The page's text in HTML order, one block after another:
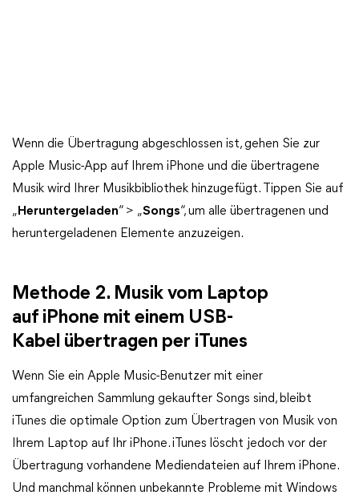
Wenn die Übertragung abgeschlossen ist, gehen Sie zur
Apple Music-App auf Ihrem iPhone und die übertragene
Musik wird Ihrer Musikbibliothek hinzugefügt. Tippen Sie auf
„ Heruntergeladen“ > „Songs“, um alle übertragenen und
heruntergeladenen Elemente anzuzeigen.
Methode 2. Musik vom Laptop
auf iPhone mit einem USB-
Kabel übertragen per iTunes
Wenn Sie ein Apple Music-Benutzer mit einer
umfangreichen Sammlung gekaufter Songs sind, bleibt
iTunes die optimale Option zum Übertragen von Musik von
Ihrem Laptop auf Ihr iPhone. iTunes löscht jedoch vor der
Übertragung vorhandene Mediendateien auf Ihrem iPhone.
Und manchmal können unbekannte Probleme mit Windows